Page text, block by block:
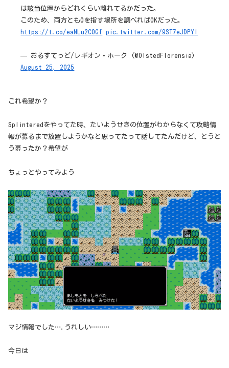
は該当位置からどれくらい離れてるかだった。
このため、両方とも0を指す場所を調べればOKだった。
https://t.co/eaNLu2C0Gf
pic.twitter.com/9ST7eJDPYI
— おるすてっど/レギオン・ホーク (@OlstedFlorensia)
August 25, 2025
これ希望か？
Splinteredをやってた時、たいようせきの位置がわからなくて攻略情
報が募るまで放置しようかなと思ってたって話してたんだけど、とうと
う募ったか？希望が
ちょっとやってみよう
マジ情報でした….うれしい………
今日は